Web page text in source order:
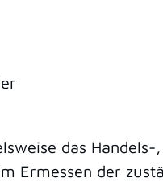
das Handels-
Ermessen der